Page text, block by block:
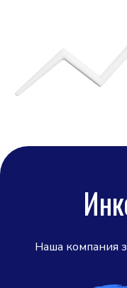
Наша компания